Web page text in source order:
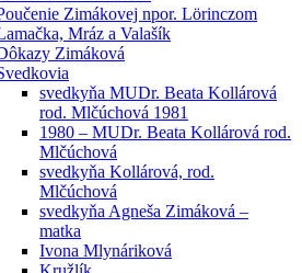
Zimákovej npor. Lörinczom
Mráz a Valašík
Zimáková
svedkyňa MUDr. Beata Kollárová
rod. Mlčúchová 1981
1980 – MUDr. Beata Kollárová rod.
Mlčúchová
svedkyňa Kollárová, rod.
Mlčúchová
svedkyňa Agneša Zimáková –
matka
Ivona Mlynáriková